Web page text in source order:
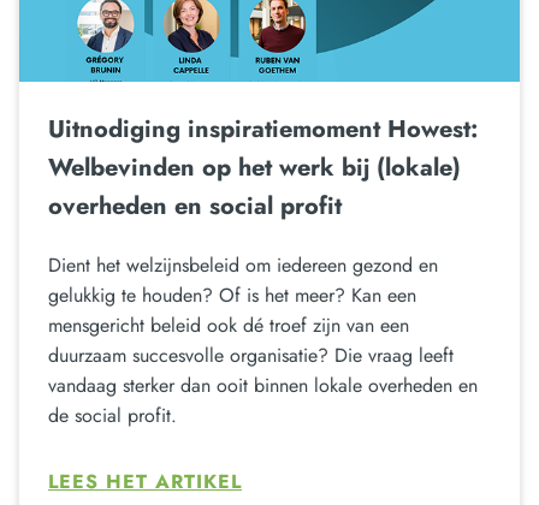
Uitnodiging inspiratiemoment Howest:
Welbevinden op het werk bij (lokale)
overheden en social profit
Dient het welzijnsbeleid om iedereen gezond en
gelukkig te houden? Of is het meer? Kan een
mensgericht beleid ook dé troef zijn van een
duurzaam succesvolle organisatie? Die vraag leeft
vandaag sterker dan ooit binnen lokale overheden en
de social profit.
LEES HET ARTIKEL